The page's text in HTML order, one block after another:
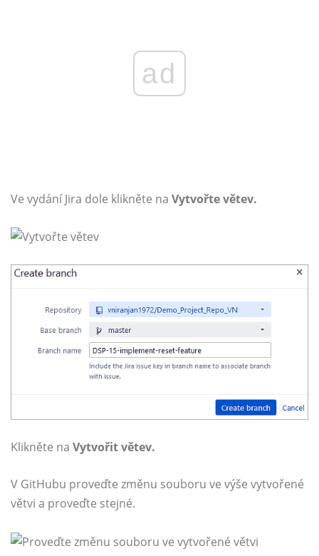
ad
Ve vydání Jira dole klikněte na Vytvořte větev.
Klikněte na Vytvořit větev.
V GitHubu proveďte změnu souboru ve výše vytvořené
větvi a proveďte stejné.